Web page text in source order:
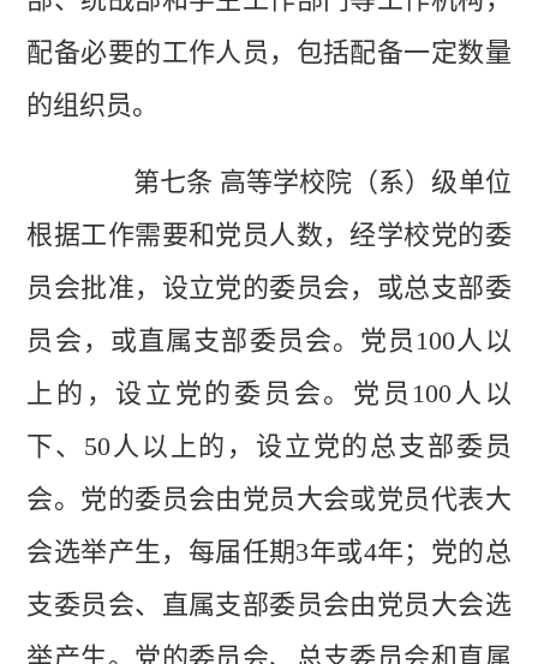
配备必要的工作人员，包括配备一定数量
的组织员。
第七条 高等学校院（系）级单位
根据工作需要和党员人数，经学校党的委
员会批准，设立党的委员会，或总支部委
员会，或直属支部委员会。党员100人以
上的，设立党的委员会。党员100人以
下、50人以上的，设立党的总支部委员
会。党的委员会由党员大会或党员代表大
会选举产生，每届任期3年或4年；党的总
支委员会、直属支部委员会由党员大会选
举产生。党的委员会、总支委员会和直属